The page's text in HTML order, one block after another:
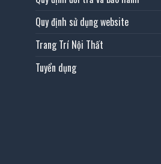
Quy định sử dụng website
Trang Trí Nội Thất
Tuyển dụng